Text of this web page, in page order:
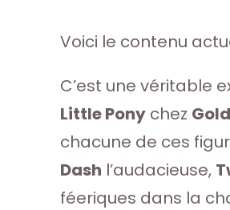
Voici le contenu
C’est une véritable
Little Pony chez
chacune de ces
Dash l’audacieuse,
féeriques dans la